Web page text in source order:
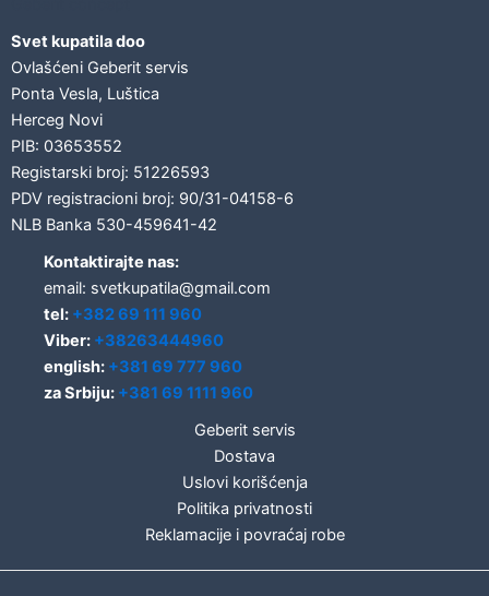
Svet kupatila doo
Ovlašćeni Geberit servis
Ponta Vesla, Luštica
Herceg Novi
PIB: 03653552
Registarski broj: 51226593
PDV registracioni broj: 90/31-04158-6
NLB Banka 530-459641-42
Kontaktirajte nas:
email: svetkupatila@gmail.com
tel: +382 69 111 960
Viber: +38263444960
english: +381 69 777 960
za Srbiju: +381 69 1111 960
Geberit servis
Dostava
Uslovi korišćenja
Politika privatnosti
Reklamacije i povraćaj robe